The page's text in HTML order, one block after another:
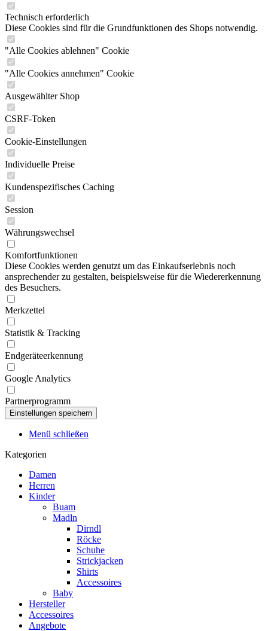
Technisch erforderlich
Diese Cookies sind für die Grundfunktionen des Shops notwendig.
"Alle Cookies ablehnen" Cookie
"Alle Cookies annehmen" Cookie
Ausgewählter Shop
CSRF-Token
Cookie-Einstellungen
Individuelle Preise
Kundenspezifisches Caching
Session
Währungswechsel
Komfortfunktionen
Diese Cookies werden genutzt um das Einkaufserlebnis noch
ansprechender zu gestalten, beispielsweise für die Wiedererkennung
des Besuchers.
Merkzettel
Statistik & Tracking
Endgeräteerkennung
Google Analytics
Partnerprogramm
Menü schließen
Kategorien
Damen
Herren
Kinder
Buam
Madln
Dirndl
Röcke
Schuhe
Strickjacken
Shirts
Accessoires
Baby
Hersteller
Accessoires
Angebote